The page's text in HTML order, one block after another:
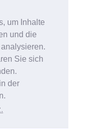
um Inhalte
und die
Sie sich
der